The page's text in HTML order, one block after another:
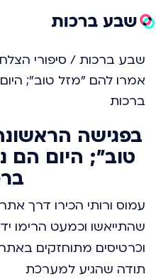
שבע ברכות / סיפורי
אמרו להם "מזל טוב";
ברכות
בפגישה
טוב"; היום הם
עמוס ורותי הכירו דרך
שהתייאשו וכמעט הרימו
וכרטיסים מתוחזקים
תודה שהגיע למערכת